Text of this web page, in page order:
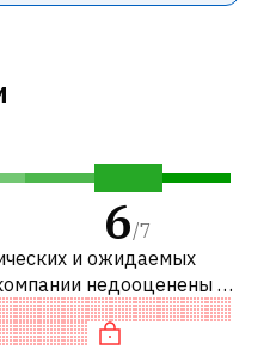
6/7
и ожидаемых
недооценены по
компаниями. В
оцене